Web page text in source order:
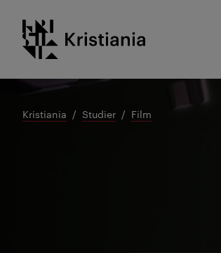
Gå
til
innhold
Kristiania logo
Kristiania Studier Film